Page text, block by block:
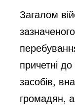
Загалом
причетні
засобів,
громадян,